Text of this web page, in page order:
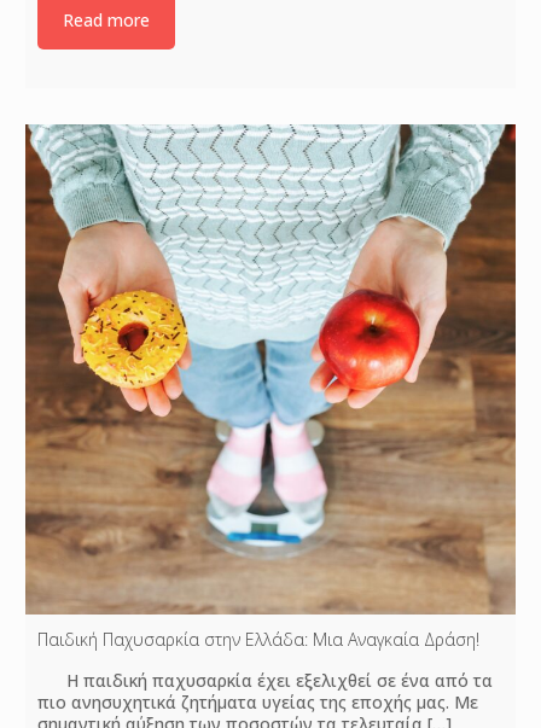
Read more
Παιδική Παχυσαρκία στην Ελλάδα: Μια Αναγκαία Δράση!
Η παιδική παχυσαρκία έχει εξελιχθεί σε ένα από τα
πιο ανησυχητικά ζητήματα υγείας της εποχής μας. Με